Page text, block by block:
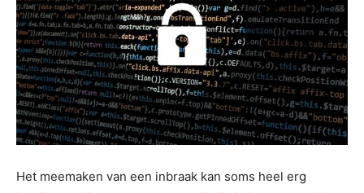
Het meemaken van een inbraak kan soms heel erg